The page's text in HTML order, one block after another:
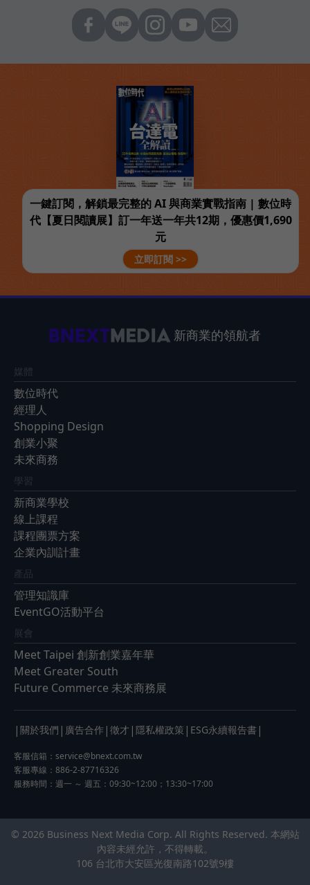
一鍵訂閱，解鎖最完整的 AI 與商業實戰指南 | 數位時
代【夏日閱讀展】訂一年送一年共12期，優惠價1,690
元
立即訂閱 >>
新商業的領航者
媒體
數位時代
經理人
Shopping Design
創業小聚
未來商務
學習
新商業學校
線上課程
課程團票方案
企業內訓計畫
產品
管理知識庫
EventGO活動平台
展會
Meet Taipei 創新創業嘉年華
Meet Greater South
Future Commerce 未來商務展
| 關於我們 | 廣告合作 | 徵才 | 隱私權政策 | ESG永續報告書 |
客服信箱： service@bnext.com.tw
客服專線：886-2-87716326
服務時間：週一 ～ 週五：09:30~12:00；13:30~17:00
© 2026 Business Next Media Corp. All Rights Reserved. 本網站
內容未經允許，不得轉載。
106 台北市大安區光復南路102號9樓